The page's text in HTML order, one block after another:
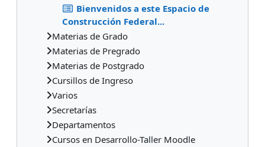
Bienvenidos a este Espacio de
Construcción Federal...
Materias de Grado
Materias de Pregrado
Materias de Postgrado
Cursillos de Ingreso
Varios
Secretarías
Departamentos
Cursos en Desarrollo-Taller Moodle